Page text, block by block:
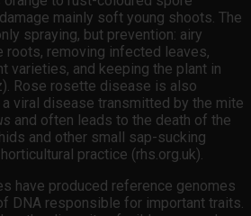
mainly soft young shoots. The
spraying, but prevention: airy
roots, removing infected leaves,
varieties, and keeping the plant in
Rose rosette disease is also
viral disease transmitted by the mite
and often leads to the death of the
and other small sap-sucking
practice (rhs.org.uk).
have produced reference genomes
DNA responsible for important traits.